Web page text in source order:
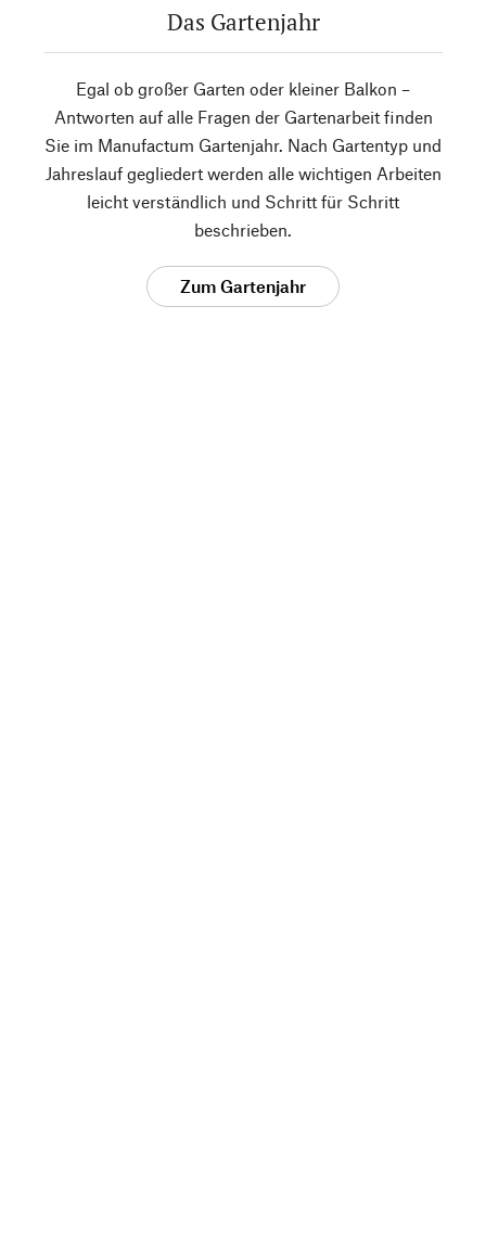
Das Gartenjahr
Egal ob großer Garten oder kleiner Balkon –
Antworten auf alle Fragen der Gartenarbeit finden
Sie im Manufactum Gartenjahr. Nach Gartentyp und
Jahreslauf gegliedert werden alle wichtigen Arbeiten
leicht verständlich und Schritt für Schritt
beschrieben.
Zum Gartenjahr